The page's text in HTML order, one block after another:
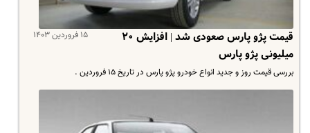
۱۵ فروردین ۱۴۰۳
قیمت پژو پارس صعودی شد | افزایش ۲۰
میلیونی پژو پارس
بررسی قیمت روز و جدید انواع خودرو پژو پارس در تاریخ ۱۵ فروردین .